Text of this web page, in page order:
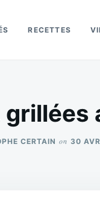
RECETTES
CERTAIN on 30